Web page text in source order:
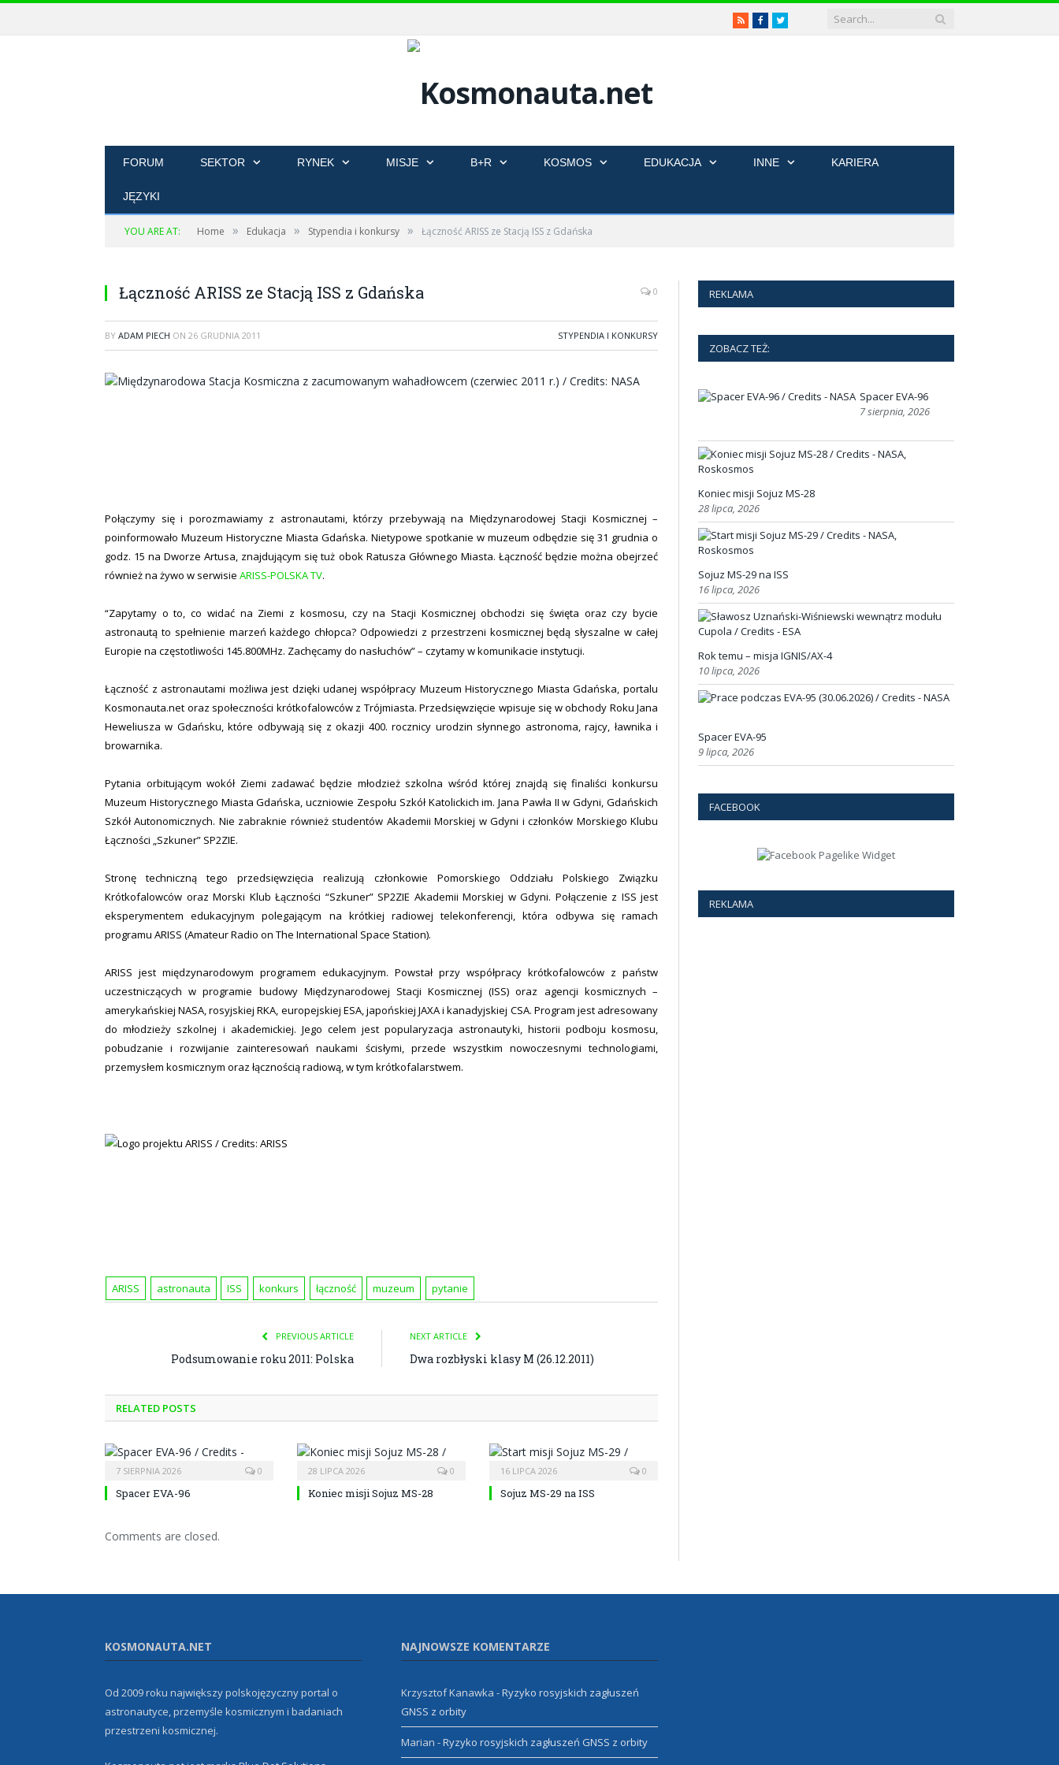
RSSFacebookTwitter
FORUM SEKTOR RYNEK MISJE B+R KOSMOS EDUKACJA INNE KARIERA
JĘZYKI
YOU ARE AT: Home » Edukacja » Stypendia i konkursy » Łączność ARISS ze Stacją ISS z Gdańska
Łączność ARISS ze Stacją ISS z Gdańska 0
BY ADAM PIECH ON 26 GRUDNIA 2011 STYPENDIA I KONKURSY
Połączymy się i porozmawiamy z astronautami, którzy przebywają na Międzynarodowej Stacji Kosmicznej –
poinformowało Muzeum Historyczne Miasta Gdańska. Nietypowe spotkanie w muzeum odbędzie się 31 grudnia o
godz. 15 na Dworze Artusa, znajdującym się tuż obok Ratusza Głównego Miasta. Łączność będzie można obejrzeć
również na żywo w serwisie ARISS-POLSKA TV.
“Zapytamy o to, co widać na Ziemi z kosmosu, czy na Stacji Kosmicznej obchodzi się święta oraz czy bycie
astronautą to spełnienie marzeń każdego chłopca? Odpowiedzi z przestrzeni kosmicznej będą słyszalne w całej
Europie na częstotliwości 145.800MHz. Zachęcamy do nasłuchów” – czytamy w komunikacie instytucji.
Łączność z astronautami możliwa jest dzięki udanej współpracy Muzeum Historycznego Miasta Gdańska, portalu
Kosmonauta.net oraz społeczności krótkofalowców z Trójmiasta. Przedsięwzięcie wpisuje się w obchody Roku Jana
Heweliusza w Gdańsku, które odbywają się z okazji 400. rocznicy urodzin słynnego astronoma, rajcy, ławnika i
browarnika.
Pytania orbitującym wokół Ziemi zadawać będzie młodzież szkolna wśród której znajdą się finaliści konkursu
Muzeum Historycznego Miasta Gdańska, uczniowie Zespołu Szkół Katolickich im. Jana Pawła II w Gdyni, Gdańskich
Szkół Autonomicznych. Nie zabraknie również studentów Akademii Morskiej w Gdyni i członków Morskiego Klubu
Łączności „Szkuner” SP2ZIE.
Stronę techniczną tego przedsięwzięcia realizują członkowie Pomorskiego Oddziału Polskiego Związku
Krótkofalowców oraz Morski Klub Łączności “Szkuner” SP2ZIE Akademii Morskiej w Gdyni. Połączenie z ISS jest
eksperymentem edukacyjnym polegającym na krótkiej radiowej telekonferencji, która odbywa się ramach
programu ARISS (Amateur Radio on The International Space Station).
ARISS jest międzynarodowym programem edukacyjnym. Powstał przy współpracy krótkofalowców z państw
uczestniczących w programie budowy Międzynarodowej Stacji Kosmicznej (ISS) oraz agencji kosmicznych –
amerykańskiej NASA, rosyjskiej RKA, europejskiej ESA, japońskiej JAXA i kanadyjskiej CSA. Program jest adresowany
do młodzieży szkolnej i akademickiej. Jego celem jest popularyzacja astronautyki, historii podboju kosmosu,
pobudzanie i rozwijanie zainteresowań naukami ścisłymi, przede wszystkim nowoczesnymi technologiami,
przemysłem kosmicznym oraz łącznością radiową, w tym krótkofalarstwem.
ARISS astronauta ISS konkurs łączność muzeum pytanie
PREVIOUS ARTICLE
Podsumowanie roku 2011: Polska
NEXT ARTICLE
Dwa rozbłyski klasy M (26.12.2011)
RELATED POSTS
7 SIERPNIA 2026 0
Spacer EVA-96
28 LIPCA 2026 0
Koniec misji Sojuz MS-28
16 LIPCA 2026 0
Sojuz MS-29 na ISS
Comments are closed.
REKLAMA
ZOBACZ TEŻ:
Spacer EVA-96
7 sierpnia, 2026
Koniec misji Sojuz MS-28
28 lipca, 2026
Sojuz MS-29 na ISS
16 lipca, 2026
Rok temu – misja IGNIS/AX-4
10 lipca, 2026
Spacer EVA-95
9 lipca, 2026
FACEBOOK
REKLAMA
KOSMONAUTA.NET
Od 2009 roku największy polskojęzyczny portal o
astronautyce, przemyśle kosmicznym i badaniach
przestrzeni kosmicznej.
NAJNOWSZE KOMENTARZE
Krzysztof Kanawka -Ryzyko rosyjskich zagłuszeń
GNSS z orbity
Marian -Ryzyko rosyjskich zagłuszeń GNSS z orbity